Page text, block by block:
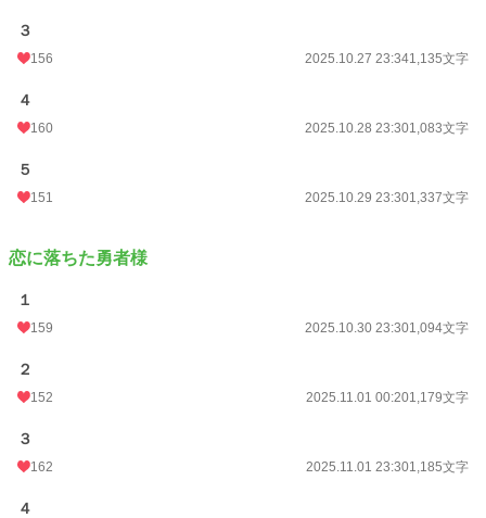
３
156 2025.10.27 23:341,135文字
４
160 2025.10.28 23:301,083文字
５
151 2025.10.29 23:301,337文字
恋に落ちた勇者様
１
159 2025.10.30 23:301,094文字
２
152 2025.11.01 00:201,179文字
３
162 2025.11.01 23:301,185文字
４